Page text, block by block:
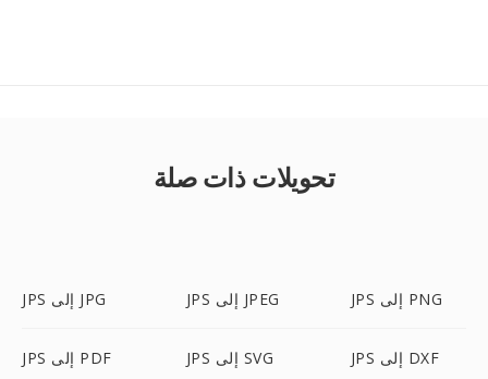
تحويلات ذات صلة
JPS إلى JPG JPS إلى JPEG JPS إلى PNG
JPS إلى PDF JPS إلى SVG JPS إلى DXF